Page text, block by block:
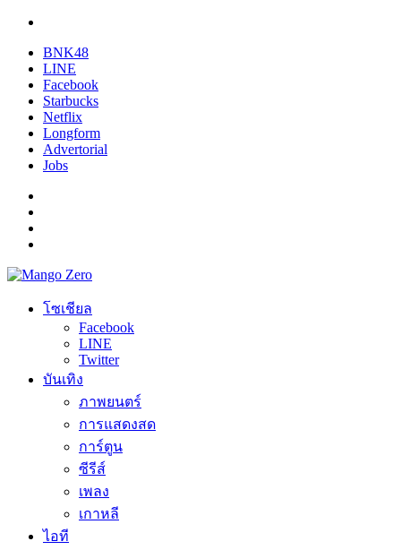
BNK48
LINE
Facebook
Starbucks
Netflix
Longform
Advertorial
Jobs
โซเชียล
Facebook
LINE
Twitter
บันเทิง
ภาพยนตร์
การแสดงสด
การ์ตูน
ซีรีส์
เพลง
เกาหลี
ไอที